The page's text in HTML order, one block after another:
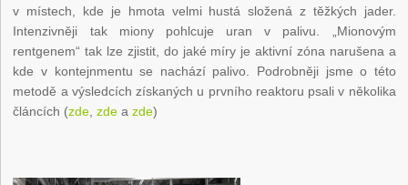
v místech, kde je hmota velmi hustá složená z těžkých jader.
Intenzivněji tak miony pohlcuje uran v palivu. „Mionovým
rentgenem“ tak lze zjistit, do jaké míry je aktivní zóna narušena a
kde v kontejnmentu se nachází palivo. Podrobněji jsme o této
metodě a výsledcích získaných u prvního reaktoru psali v několika
článcích (zde,zde azde)